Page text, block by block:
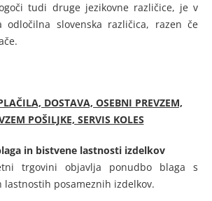
tudi druge jezikovne različice, je v
odločilna slovenska različica, razen če
DOSTAVA, OSEBNI PREVZEM,
POŠILJKE, SERVIS KOLES
in bistvene lastnosti izdelkov
trgovini objavlja ponudbo blaga s
lastnostih posameznih izdelkov.